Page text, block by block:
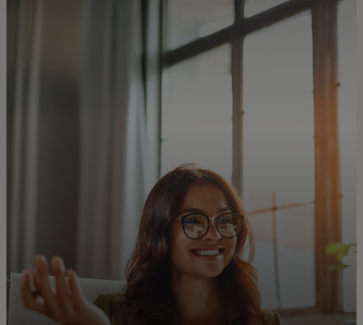
Til virksomheder
Til innovatører
Nyheder og trends